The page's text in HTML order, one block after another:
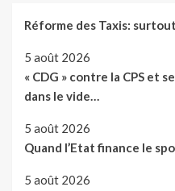
Réforme des Taxis:
5 août 2026
« CDG » contre la CPS et
dans le vide…
5 août 2026
Quand l’Etat finance le
5 août 2026